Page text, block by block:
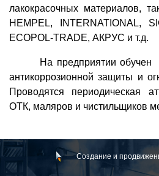
лакокрасочных материалов,
HEMPEL, INTERNATIONAL,
ECOPOL-TRADE, АКРУС и т.д.
На предприятии обучен
антикоррозионной защиты и
Проводятся периодическая
ОТК, маляров и чистильщиков
Создание и